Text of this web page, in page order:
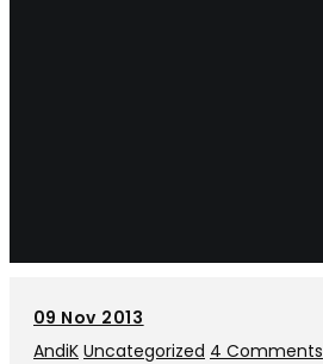
09 Nov 2013
AndiK Uncategorized 4 Comments